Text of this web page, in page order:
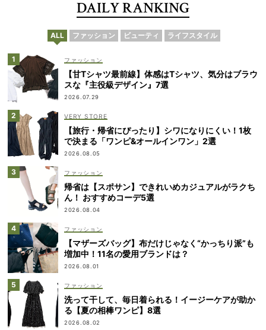
DAILY RANKING
ALL ファッション ビューティ ライフスタイル
ファッション
【甘Tシャツ最前線】体感はTシャツ、気分はブラウ
スな『主役級デザイン』7選
2026.07.29
VERY STORE
【旅行・帰省にぴったり】シワになりにくい！1枚
で決まる「ワンピ&オールインワン」2選
2026.08.05
ファッション
帰省は【スポサン】できれいめカジュアルがラクち
ん！ おすすめコーデ5選
2026.08.04
ファッション
【マザーズバッグ】布だけじゃなく“かっちり派”も
増加中！11名の愛用ブランドは？
2026.08.01
ファッション
洗って干して、毎日着られる！イージーケアが助か
る【夏の相棒ワンピ】8選
2026.08.02